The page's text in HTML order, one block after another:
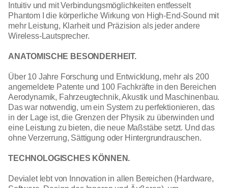
Intuitiv und mit Verbindungsmöglichkeiten entfesselt
Phantom I die körperliche Wirkung von High-End-Sound mit
mehr Leistung, Klarheit und Präzision als jeder andere
Wireless-Lautsprecher.
ANATOMISCHE BESONDERHEIT.
Über 10 Jahre Forschung und Entwicklung, mehr als 200
angemeldete Patente und 100 Fachkräfte in den Bereichen
Aerodynamik, Fahrzeugtechnik, Akustik und Maschinenbau.
Das war notwendig, um ein System zu perfektionieren, das
in der Lage ist, die Grenzen der Physik zu überwinden und
eine Leistung zu bieten, die neue Maßstäbe setzt. Und das
ohne Verzerrung, Sättigung oder Hintergrundrauschen.
TECHNOLOGISCHES KÖNNEN.
Devialet lebt von Innovation in allen Bereichen (Hardware,